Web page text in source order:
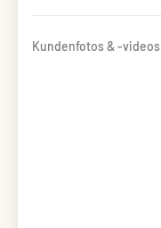
Kundenfotos & -videos